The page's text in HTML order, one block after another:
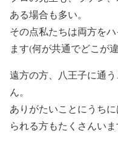
ある場合も多い。
その点私たちは両方を
ます(何が共通でどこが
遠方の方、八王子に通
ん。
ありがたいことにうち
られる方もたくさんいま